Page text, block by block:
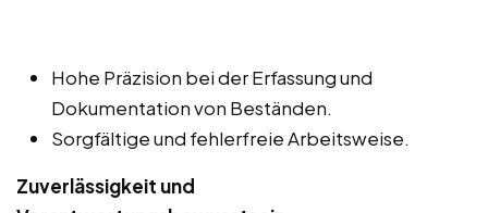
Hohe Präzision bei der Erfassung und
Dokumentation von Beständen.
Sorgfältige und fehlerfreie Arbeitsweise.
Zuverlässigkeit und